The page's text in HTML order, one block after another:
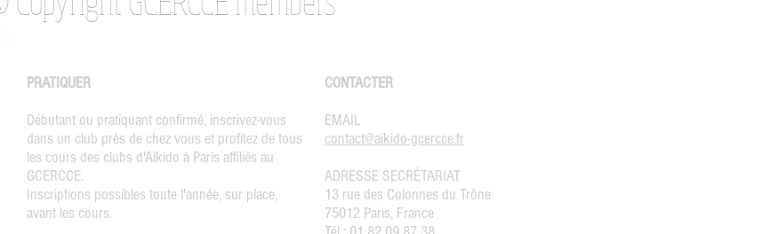
PRATIQUER
Débutant ou pratiquant confirmé, inscrivez-vous
dans un club près de chez vous et profitez de tous
les cours des clubs d'Aïkido à Paris affiliés au
GCERCCE.
Inscriptions possibles toute l'année, sur place,
avant les cours.
CONTACTER
EMAIL
contact@aikido-gcercce.fr
ADRESSE SECRÉTARIAT
13 rue des Colonnes du Trône
75012 Paris, France